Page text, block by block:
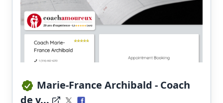
Marie-France Archibald - Coach
de v...